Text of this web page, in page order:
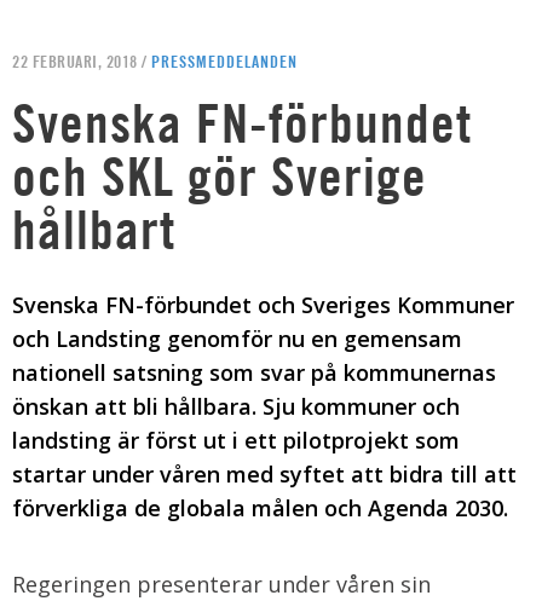
22 FEBRUARI, 2018 / PRESSMEDDELANDEN
Svenska FN-förbundet
och SKL gör Sverige
hållbart
Svenska FN-förbundet och Sveriges Kommuner
och Landsting genomför nu en gemensam
nationell satsning som svar på kommunernas
önskan att bli hållbara. Sju kommuner och
landsting är först ut i ett pilotprojekt som
startar under våren med syftet att bidra till att
förverkliga de globala målen och Agenda 2030.
Regeringen presenterar under våren sin